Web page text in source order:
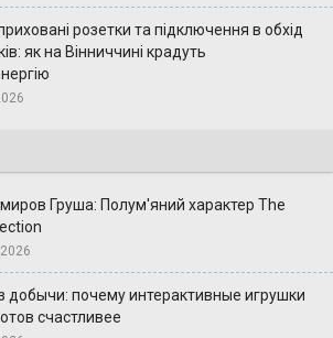
розетки та підключення в обхід
як на Вінниччині крадуть
Груша: Полум'яний характер The
добычи: почему интерактивные игрушки
счастливее